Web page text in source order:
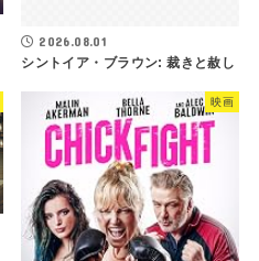
2026.08.01
シントイア・ブラウン: 裁きと赦し
映画